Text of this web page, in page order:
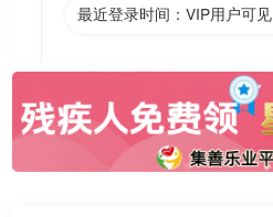
最近登录时间：VIP用户可见